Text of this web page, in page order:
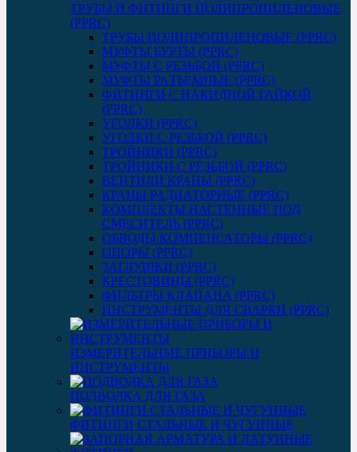
ТРУБЫ И ФИТИНГИ ПОЛИПРОПИЛЕНОВЫЕ
(PPRC)
ТРУБЫ ПОЛИПРОПИЛЕНОВЫЕ (PPRC)
МУФТЫ БУРТЫ (PPRC)
МУФТЫ C РЕЗЬБОЙ (PPRC)
МУФТЫ РАЗЪЕМНЫЕ (PPRC)
ФИТИНГИ С НАКИДНОЙ ГАЙКОЙ
(PPRC)
УГОЛКИ (PPRC)
УГОЛКИ С РЕЗЬБОЙ (PPRC)
ТРОЙНИКИ (PPRC)
ТРОЙНИКИ С РЕЗЬБОЙ (PPRC)
ВЕНТИЛИ КРАНЫ (PPRC)
КРАНЫ РАДИАТОРНЫЕ (PPRC)
КОМПЛЕКТЫ НАСТЕННЫЕ ПОД
СМЕСИТЕЛЬ (PPRC)
ОБВОДЫ КОМПЕНСАТОРЫ (PPRC)
ОПОРЫ (PPRC)
ЗАГЛУШКИ (PPRC)
КРЕСТОВИНЫ (PPRC)
ФИЛЬТРЫ КЛАПАНА (PPRC)
ИНСТРУМЕНТЫ ДЛЯ СВАРКИ (PPRC)
ИЗМЕРИТЕЛЬНЫЕ ПРИБОРЫ И
ИНСТРУМЕНТЫ
ПОДВОДКА ДЛЯ ГАЗА
ФИТИНГИ СТАЛЬНЫЕ И ЧУГУННЫЕ